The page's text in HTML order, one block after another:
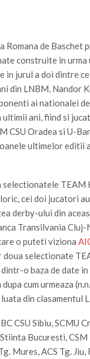
Romana de Baschet
construite in urma
in jurul a doi dintre
din LNBM, Nandor
ai nationalei
ultimii ani, fiind si
CSU Oradea si U-
ultimelor editii
selectionatele TEAM
cei doi jucatori
derby-ului din
Transilvania
o puteti viziona
doua selectionate
o baza de date in
cum urmeaza
din clasamentul
CSU Sibiu, SCMU
Bucuresti, CSM
Mures, ACS Tg.